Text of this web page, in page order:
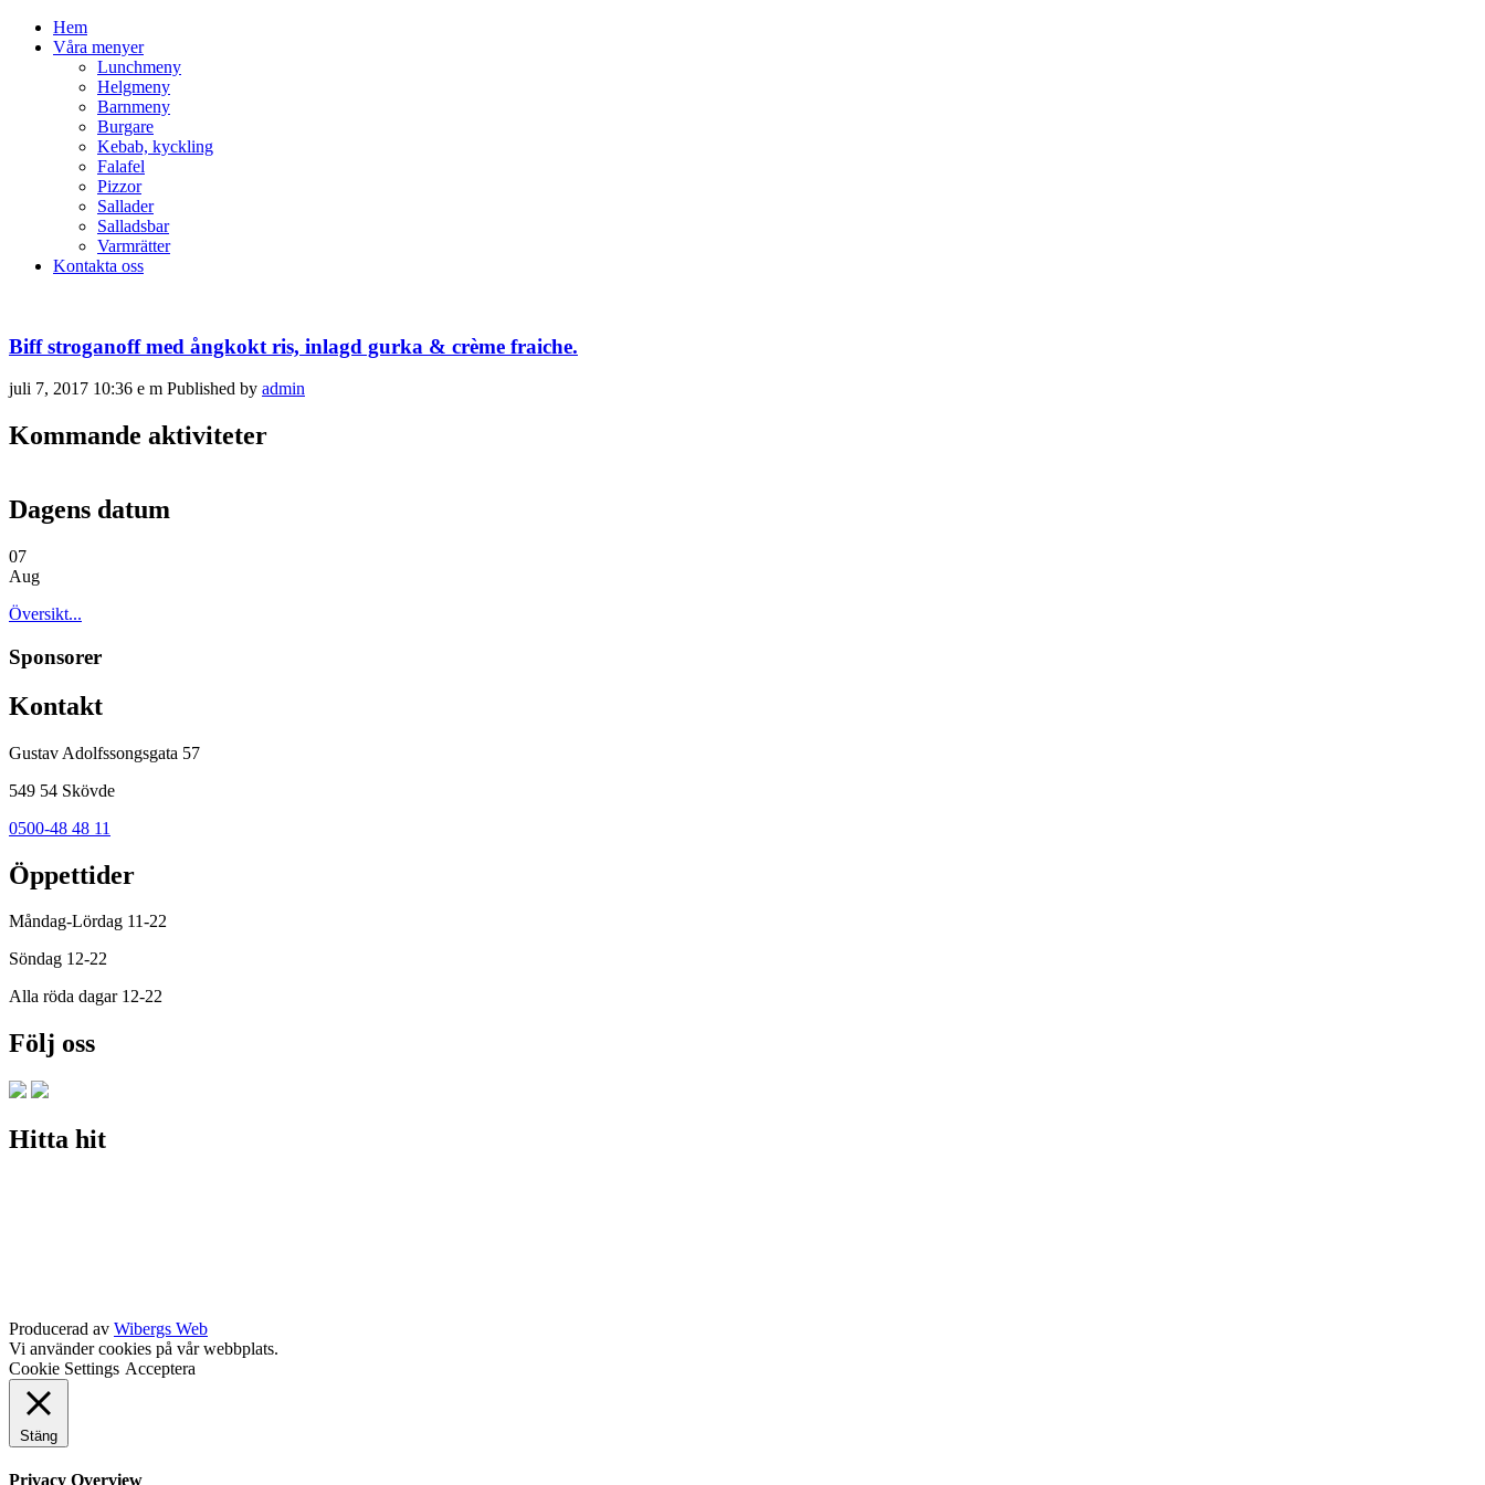
Hem
Våra menyer
Lunchmeny
Helgmeny
Barnmeny
Burgare
Kebab, kyckling
Falafel
Pizzor
Sallader
Salladsbar
Varmrätter
Kontakta oss
Biff stroganoff med ångkokt ris, inlagd gurka & crème fraiche.
juli 7, 2017 10:36 e m Published by admin
Kommande aktiviteter
Dagens datum
07
Aug
Översikt...
Sponsorer
Kontakt
Gustav Adolfssongsgata 57
549 54 Skövde
0500-48 48 11
Öppettider
Måndag-Lördag 11-22
Söndag 12-22
Alla röda dagar 12-22
Följ oss
Hitta hit
Producerad av Wibergs Web
Vi använder cookies på vår webbplats.
Cookie Settings Acceptera
Stäng
Privacy Overview